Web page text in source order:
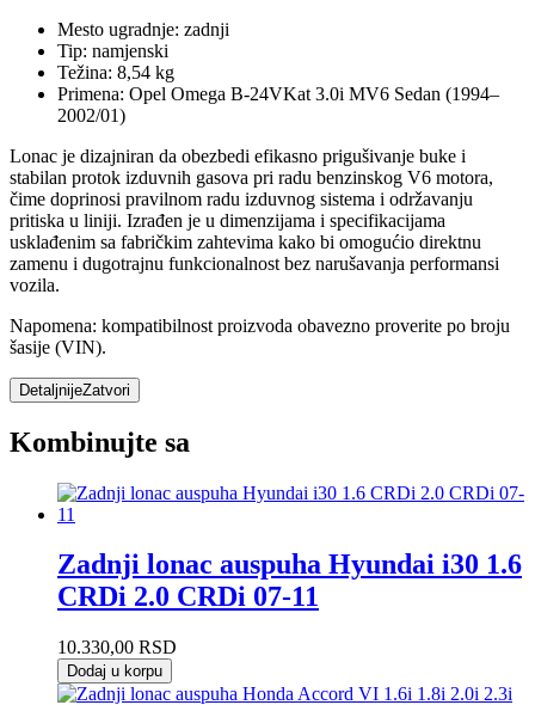
Mesto ugradnje: zadnji
Tip: namjenski
Težina: 8,54 kg
Primena: Opel Omega B-24VKat 3.0i MV6 Sedan (1994–
2002/01)
Lonac je dizajniran da obezbedi efikasno prigušivanje buke i
stabilan protok izduvnih gasova pri radu benzinskog V6 motora,
čime doprinosi pravilnom radu izduvnog sistema i održavanju
pritiska u liniji. Izrađen je u dimenzijama i specifikacijama
usklađenim sa fabričkim zahtevima kako bi omogućio direktnu
zamenu i dugotrajnu funkcionalnost bez narušavanja performansi
vozila.
Napomena: kompatibilnost proizvoda obavezno proverite po broju
šasije (VIN).
DetaljnijeZatvori
Kombinujte sa
Zadnji lonac auspuha Hyundai i30 1.6
CRDi 2.0 CRDi 07-11
10.330,00 RSD
Dodaj u korpu